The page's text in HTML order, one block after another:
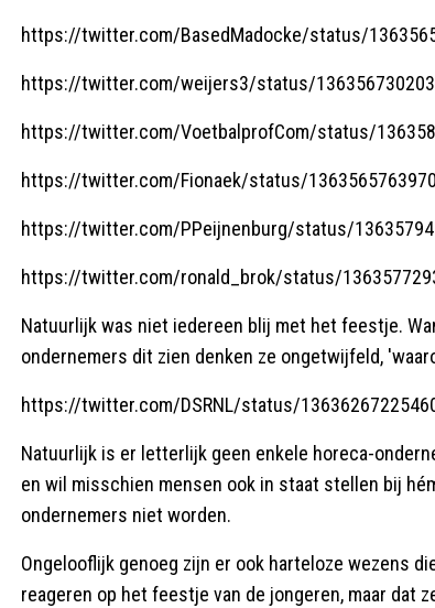
https://twitter.com/BasedMadocke/status/
https://twitter.com/weijers3/status/
https://twitter.com/VoetbalprofCom/status/
https://twitter.com/Fionaek/status/
https://twitter.com/PPeijnenburg/status/
https://twitter.com/ronald_brok/status/
Natuurlijk was niet iedereen blij met het feestje.
ondernemers dit zien denken ze ongetwijfeld,
https://twitter.com/DSRNL/status/
Natuurlijk is er letterlijk geen enkele horeca-
en wil misschien mensen ook in staat stellen bij
ondernemers niet worden.
Ongelooflijk genoeg zijn er ook harteloze wezens
reageren op het feestje van de jongeren, maar dat